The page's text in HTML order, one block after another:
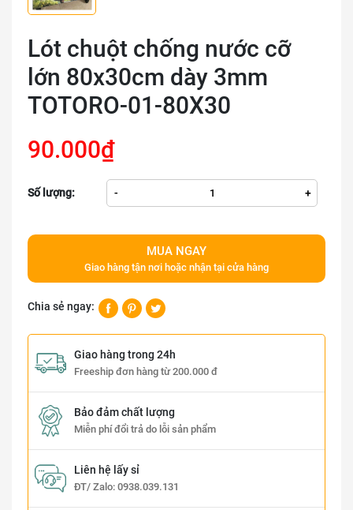
Lót chuột chống nước cỡ
lớn 80x30cm dày 3mm
TOTORO-01-80X30
90.000₫
Số lượng: - +
MUA NGAY
Giao hàng tận nơi hoặc nhận tại cửa hàng
Chia sẻ ngay:
Giao hàng trong 24h
Freeship đơn hàng từ 200.000 đ
Bảo đảm chất lượng
Miễn phí đổi trả do lỗi sản phẩm
Liên hệ lấy sỉ
ĐT/ Zalo: 0938.039.131